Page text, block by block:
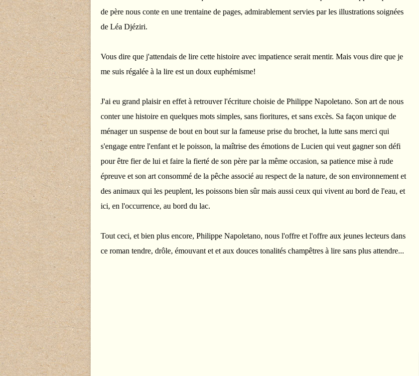
de père nous conte en une trentaine de pages, admirablement servies par les illustrations soignées
de Léa Djéziri.
Vous dire que j'attendais de lire cette histoire avec impatience serait mentir. Mais vous dire que je
me suis régalée à la lire est un doux euphémisme!
J'ai eu grand plaisir en effet à retrouver l'écriture choisie de Philippe Napoletano. Son art de nous
conter une histoire en quelques mots simples, sans fioritures, et sans excès. Sa façon unique de
ménager un suspense de bout en bout sur la fameuse prise du brochet, la lutte sans merci qui
s'engage entre l'enfant et le poisson, la maîtrise des émotions de Lucien qui veut gagner son défi
pour être fier de lui et faire la fierté de son père par la même occasion, sa patience mise à rude
épreuve et son art consommé de la pêche associé au respect de la nature, de son environnement et
des animaux qui les peuplent, les poissons bien sûr mais aussi ceux qui vivent au bord de l'eau, et
ici, en l'occurrence, au bord du lac.
Tout ceci, et bien plus encore, Philippe Napoletano, nous l'offre et l'offre aux jeunes lecteurs dans
ce roman tendre, drôle, émouvant et et aux douces tonalités champêtres à lire sans plus attendre...